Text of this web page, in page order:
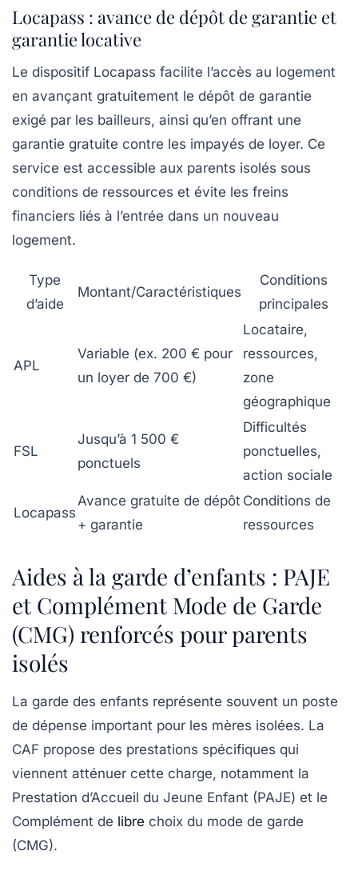
Locapass : avance de dépôt de garantie et
garantie locative
Le dispositif Locapass facilite l’accès au logement
en avançant gratuitement le dépôt de garantie
exigé par les bailleurs, ainsi qu’en offrant une
garantie gratuite contre les impayés de loyer. Ce
service est accessible aux parents isolés sous
conditions de ressources et évite les freins
financiers liés à l’entrée dans un nouveau
logement.
Type
d’aide
Montant/Caractéristiques
Conditions
principales
APL
Variable (ex. 200 € pour
un loyer de 700 €)
Locataire,
ressources,
zone
géographique
FSL
Jusqu’à 1 500 €
ponctuels
Difficultés
ponctuelles,
action sociale
Locapass
Avance gratuite de dépôt
+ garantie
Conditions de
ressources
Aides à la garde d’enfants : PAJE
et Complément Mode de Garde
(CMG) renforcés pour parents
isolés
La garde des enfants représente souvent un poste
de dépense important pour les mères isolées. La
CAF propose des prestations spécifiques qui
viennent atténuer cette charge, notamment la
Prestation d’Accueil du Jeune Enfant (PAJE) et le
Complément de libre choix du mode de garde
(CMG).